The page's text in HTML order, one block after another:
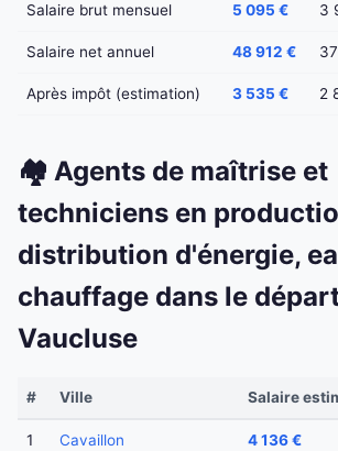
Salaire brut mensuel 5 095 € 3
Salaire net annuel 48 912 €
Après impôt (estimation) 3 535 € 2
🏘️ Agents de maîtrise et
techniciens en
distribution d'énergie,
chauffage dans le
Vaucluse
# Ville Salaire
1 Cavaillon 4 136 €